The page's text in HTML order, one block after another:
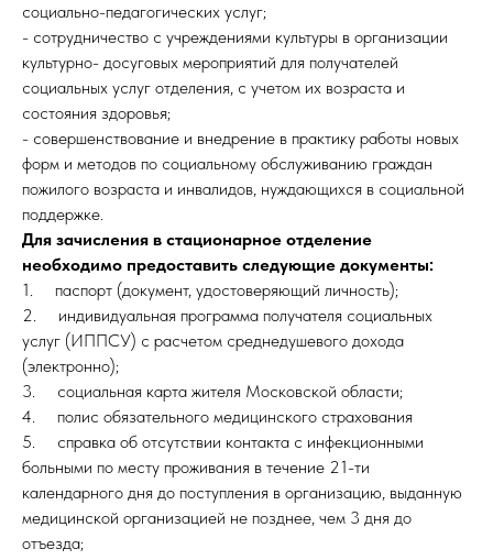
социально-педагогических услуг;
- сотрудничество с учреждениями культуры в организации
культурно- досуговых мероприятий для получателей
социальных услуг отделения, с учетом их возраста и
состояния здоровья;
- совершенствование и внедрение в практику работы новых
форм и методов по социальному обслуживанию граждан
пожилого возраста и инвалидов, нуждающихся в социальной
поддержке.
Для зачисления в стационарное отделение
необходимо предоставить следующие документы:
1. паспорт (документ, удостоверяющий личность);
2. индивидуальная программа получателя социальных
услуг (ИППСУ) с расчетом среднедушевого дохода
(электронно);
3. социальная карта жителя Московской области;
4. полис обязательного медицинского страхования
5. справка об отсутствии контакта с инфекционными
больными по месту проживания в течение 21-ти
календарного дня до поступления в организацию, выданную
медицинской организацией не позднее, чем 3 дня до
отъезда;